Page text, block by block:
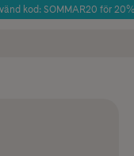
kod: SOMMAR20 för